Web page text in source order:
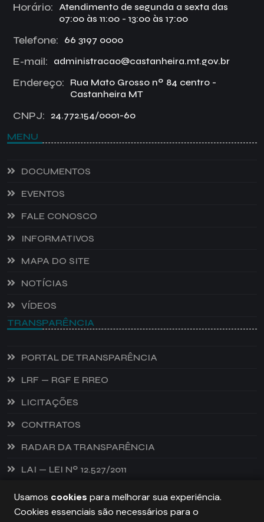
Horário:
Atendimento de segunda a sexta das
07:00 às 11:00 - 13:00 às 17:00
Telefone: 66 3197 0000
E-mail: administracao@castanheira.mt.gov.br
Endereço:
Rua Mato Grosso nº 84 centro -
Castanheira MT
CNPJ: 24.772.154/0001-60
MENU
DOCUMENTOS
EVENTOS
FALE CONOSCO
INFORMATIVOS
MAPA DO SITE
NOTÍCIAS
VÍDEOS
TRANSPARÊNCIA
PORTAL DE TRANSPARÊNCIA
LRF — RGF E RREO
LICITAÇÕES
CONTRATOS
RADAR DA TRANSPARÊNCIA
LAI — LEI Nº 12.527/2011
PREFEITURA DE CASTANHEIRA, TODOS OS DIREITOS
Usamos cookies para melhorar sua experiência.
Cookies essenciais são necessários para o